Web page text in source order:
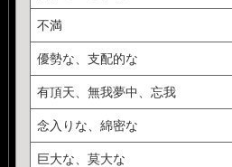
不満
優勢な、支配的な
有頂天、無我夢中、忘我
念入りな、綿密な
巨大な、莫大な